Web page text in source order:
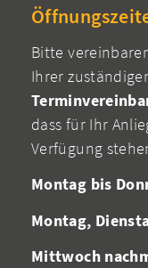
Bitte
Ihrer
dass für Ihr
Verfügung
Montag bis
Montag,
Mittwoch